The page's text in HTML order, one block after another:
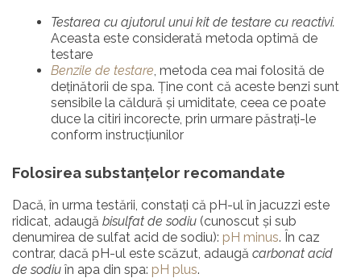
Testarea cu ajutorul unui kit de testare cu reactivi.
Aceasta este considerată metoda optimă de
testare
Benzile de testare, metoda cea mai folosită de
deținătorii de spa. Ține cont că aceste benzi sunt
sensibile la căldură și umiditate, ceea ce poate
duce la citiri incorecte, prin urmare păstrați-le
conform instrucțiunilor
Folosirea substanțelor recomandate
Dacă, în urma testării, constați că pH-ul în jacuzzi este
ridicat, adaugă bisulfat de sodiu (cunoscut și sub
denumirea de sulfat acid de sodiu): pH minus. În caz
contrar, dacă pH-ul este scăzut, adaugă carbonat acid
de sodiuîn apa din spa: pH plus.